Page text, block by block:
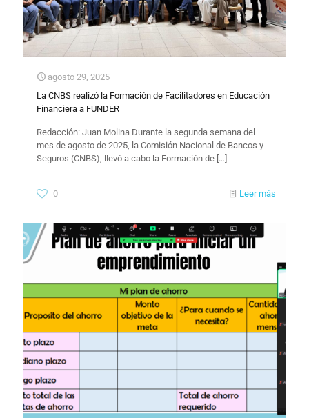
agosto 29, 2025
La CNBS realizó la Formación de Facilitadores en Educación
Financiera a FUNDER
Redacción: Juan Molina​ Durante la segunda semana del
mes de agosto de 2025, la Comisión Nacional de Bancos y
Seguros (CNBS), llevó a cabo la Formación de […]
0 Leer más